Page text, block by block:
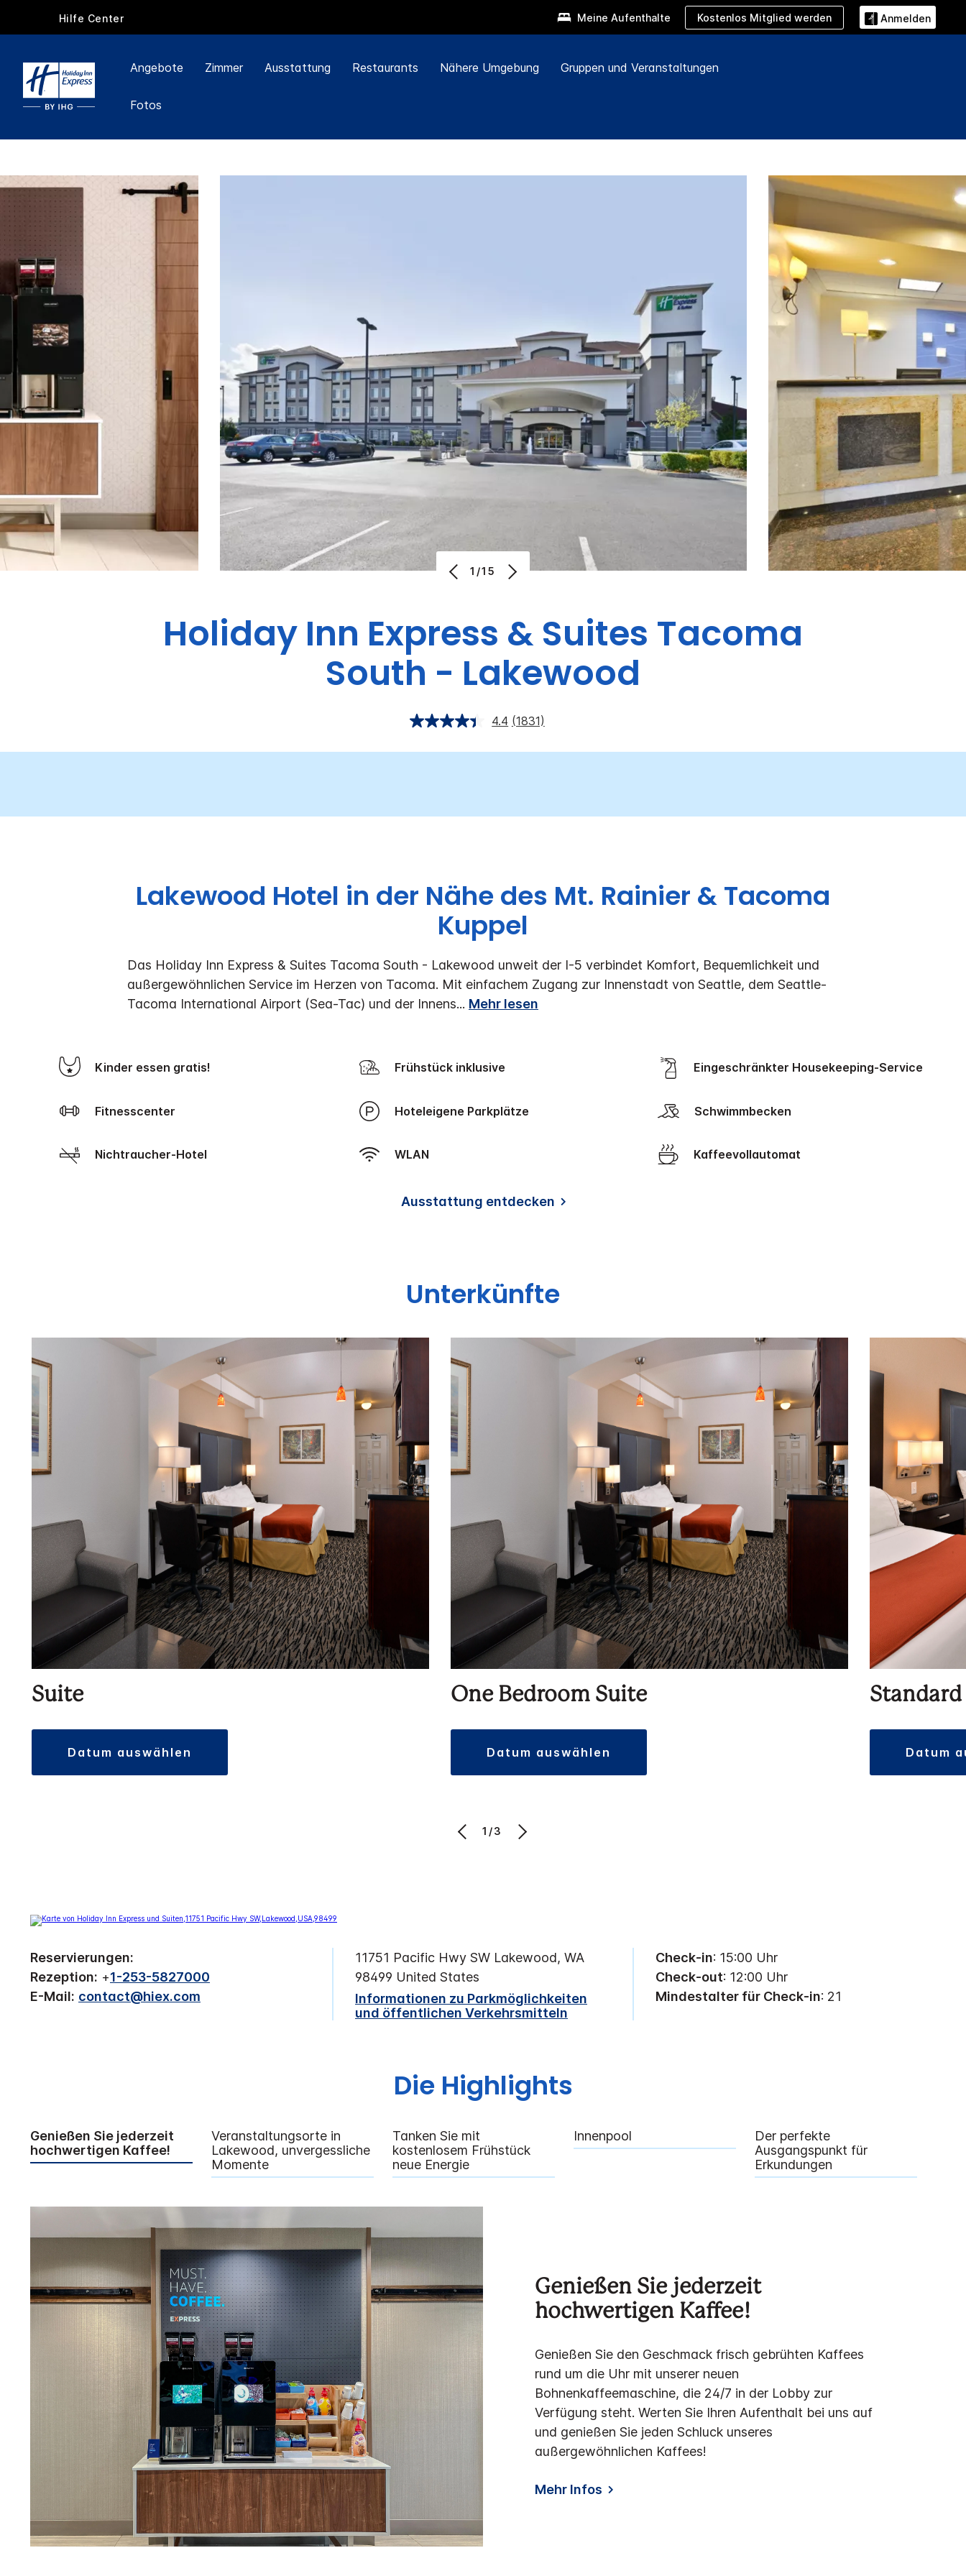
Hilfe Center Meine Aufenthalte Kostenlos Mitglied werden Anmelden
Angebote Zimmer Ausstattung Restaurants Nähere Umgebung Gruppen und Veranstaltungen
Fotos
1/15
Holiday Inn Express & Suites Tacoma
South - Lakewood
4.4 (1831)
Lakewood Hotel in der Nähe des Mt. Rainier & Tacoma
Kuppel
Das Holiday Inn Express & Suites Tacoma South - Lakewood unweit der I-5 verbindet Komfort, Bequemlichkeit und
außergewöhnlichen Service im Herzen von Tacoma. Mit einfachem Zugang zur Innenstadt von Seattle, dem Seattle-
Tacoma International Airport (Sea-Tac) und der Innens... Mehr lesen
Kinder essen gratis! Frühstück inklusive Eingeschränkter Housekeeping-Service
Fitnesscenter Hoteleigene Parkplätze Schwimmbecken
Nichtraucher-Hotel WLAN Kaffeevollautomat
Ausstattung entdecken
Unterkünfte
Suite
datum auswählen
One Bedroom Suite
datum auswählen datum
1/3
Reservierungen:
Rezeption: +1-253-5827000
E-Mail: contact@hiex.com
11751 Pacific Hwy SW Lakewood, WA
98499 United States
Informationen zu Parkmöglichkeiten
und öffentlichen Verkehrsmitteln
Check-in: 15:00 Uhr
Check-out: 12:00 Uhr
Mindestalter für Check-in: 21
Die Highlights
Genießen Sie jederzeit
hochwertigen Kaffee!
Veranstaltungsorte in
Lakewood, unvergessliche
Momente
Tanken Sie mit
kostenlosem Frühstück
neue Energie
Innenpool
Der perfekte
Ausgangspunkt für
Erkundungen
Genießen Sie jederzeit
hochwertigen Kaffee!
Genießen Sie den Geschmack frisch gebrühten Kaffees
rund um die Uhr mit unserer neuen
Bohnenkaffeemaschine, die 24/7 in der Lobby zur
Verfügung steht. Werten Sie Ihren Aufenthalt bei uns auf
und genießen Sie jeden Schluck unseres
außergewöhnlichen Kaffees!
Mehr Infos